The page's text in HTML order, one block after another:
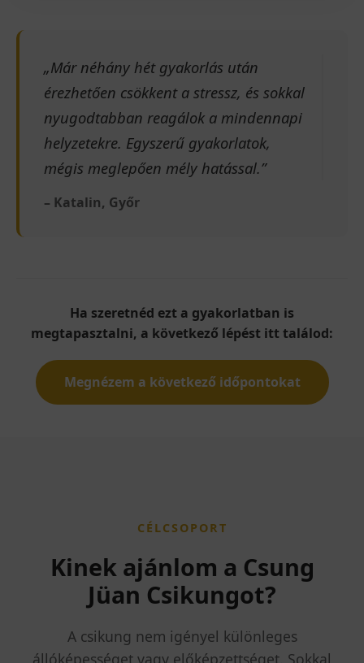
„Már néhány hét gyakorlás után
érezhetően csökkent a stressz, és sokkal
nyugodtabban reagálok a mindennapi
helyzetekre. Egyszerű gyakorlatok,
mégis meglepően mély hatással.”
– Katalin, Győr
Ha szeretnéd ezt a gyakorlatban is
megtapasztalni, a következő lépést itt találod:
Megnézem a következő időpontokat
CÉLCSOPORT
Kinek ajánlom a Csung
Jüan Csikungot?
A csikung nem igényel különleges
állóképességet vagy előképzettséget. Sokkal